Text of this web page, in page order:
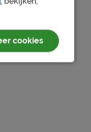
cookies